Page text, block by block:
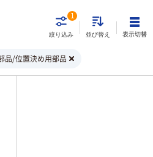
絞り込み
1
並び替え 表示切替
品/位置決め用部品